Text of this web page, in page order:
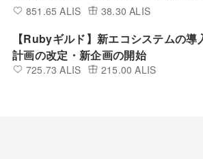
851.65 ALIS 38.30 ALIS
【Rubyギルド】新エコシステムの導
計画の改定・新企画の開始
725.73 ALIS 215.00 ALIS